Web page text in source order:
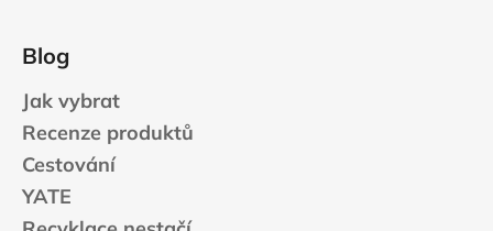
Blog
Jak vybrat
Recenze produktů
Cestování
YATE